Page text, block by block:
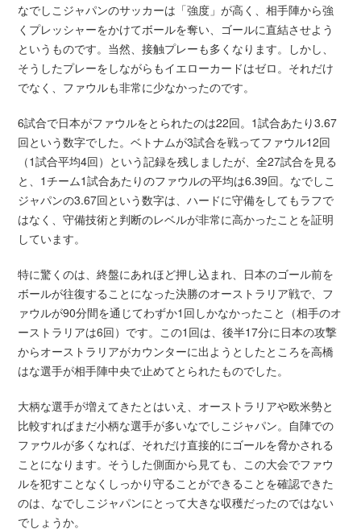
なでしこジャパンのサッカーは「強度」が高く、相手陣から強
くプレッシャーをかけてボールを奪い、ゴールに直結させよう
というものです。当然、接触プレーも多くなります。しかし、
そうしたプレーをしながらもイエローカードはゼロ。それだけ
でなく、ファウルも非常に少なかったのです。
6試合で日本がファウルをとられたのは22回。1試合あたり3.67
回という数字でした。ベトナムが3試合を戦ってファウル12回
（1試合平均4回）という記録を残しましたが、全27試合を見る
と、1チーム1試合あたりのファウルの平均は6.39回。なでしこ
ジャパンの3.67回という数字は、ハードに守備をしてもラフで
はなく、守備技術と判断のレベルが非常に高かったことを証明
しています。
特に驚くのは、終盤にあれほど押し込まれ、日本のゴール前を
ボールが往復することになった決勝のオーストラリア戦で、フ
ァウルが90分間を通じてわずか1回しかなかったこと（相手のオ
ーストラリアは6回）です。この1回は、後半17分に日本の攻撃
からオーストラリアがカウンターに出ようとしたところを高橋
はな選手が相手陣中央で止めてとられたものでした。
大柄な選手が増えてきたとはいえ、オーストラリアや欧米勢と
比較すればまだ小柄な選手が多いなでしこジャパン。自陣での
ファウルが多くなれば、それだけ直接的にゴールを脅かされる
ことになります。そうした側面から見ても、この大会でファウ
ルを犯すことなくしっかり守ることができることを確認できた
のは、なでしこジャパンにとって大きな収穫だったのではない
でしょうか。